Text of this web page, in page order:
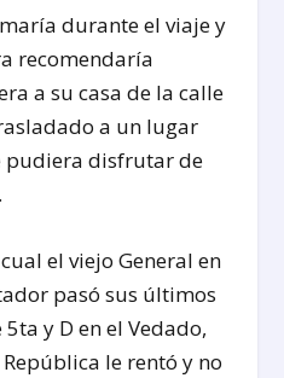
durante el viaje y
recomendaría
a su casa de la calle
a un lugar
pudiera disfrutar de
el viejo General en
pasó sus últimos
y D en el Vedado,
le rentó y no